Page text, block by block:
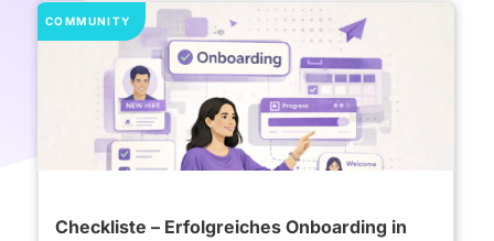
COMMUNITY
Checkliste – Erfolgreiches Onboarding in